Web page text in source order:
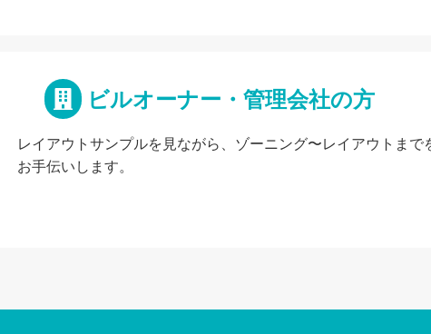
ビルオーナー・管理会社の方
レイアウトサンプルを見ながら、ゾーニング〜レイアウトまで
お手伝いします。